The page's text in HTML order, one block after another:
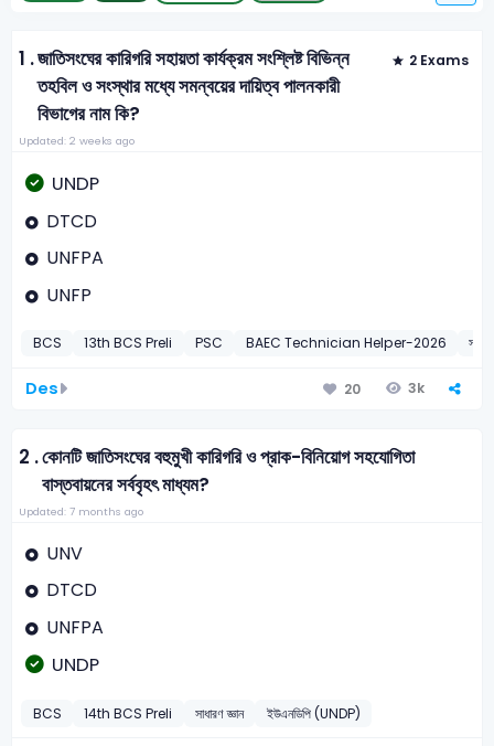
1 .জাতিসংঘের কারিগরি সহায়তা কার্যক্রম সংশ্লিষ্ট বিভিন্ন
তহবিল ও সংস্থার মধ্যে সমন্বয়ের দায়িত্ব পালনকারী
বিভাগের নাম কি?
2 Exams
Updated: 2 weeks ago
UNDP
DTCD
UNFPA
UNFP
BCS 13th BCS Preli PSC BAEC Technician Helper-2026
Des 20 3k
2 .কোনটি জাতিসংঘের বহুমুখী কারিগরি ও প্রাক-বিনিয়োগ সহযোগিতা
বাস্তবায়নের সর্ববৃহৎ মাধ্যম?
Updated: 7 months ago
UNV
DTCD
UNFPA
UNDP
BCS 14th BCS Preli সাধারণ জ্ঞান ইউএনডিপি (UNDP)